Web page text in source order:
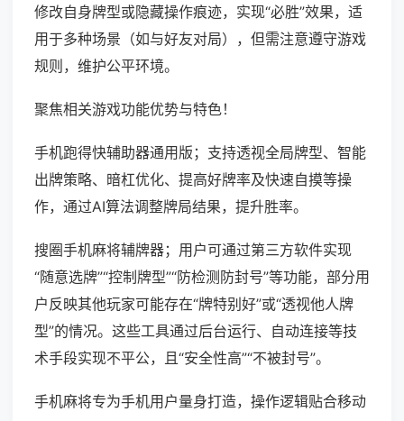
修改自身牌型或隐藏操作痕迹，实现“必胜”效果，适
用于多种场景（如与好友对局），但需注意遵守游戏
规则，维护公平环境。
聚焦相关游戏功能优势与特色！
手机跑得快辅助器通用版；支持透视全局牌型、智能
出牌策略、暗杠优化、提高好牌率及快速自摸等操
作，通过AI算法调整牌局结果，提升胜率。
搜圈手机麻将辅牌器；用户可通过第三方软件实现
“随意选牌”“控制牌型”“防检测防封号”等功能，部分用
户反映其他玩家可能存在“牌特别好”或“透视他人牌
型”的情况。这些工具通过后台运行、自动连接等技
术手段实现不平公，且“安全性高”“不被封号”。
手机麻将专为手机用户量身打造，操作逻辑贴合移动